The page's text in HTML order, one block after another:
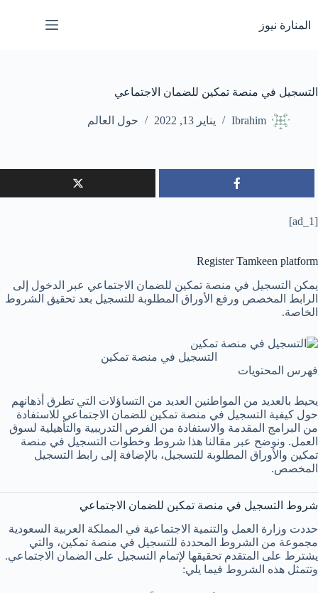
إلى
المحتوى
المنارة نيوز
التسجيل في منصة تمكين للضمان الاجتماعي
Ibrahim يناير 13, 2022 حول العالم
[ad_1]
Register Tamkeen platform
يمكن التسجيل في منصة تمكين للضمان الاجتماعي عبر الدخول إلى
الرابط المخصص ورفع الأوراق المطلوبة للتسجيل بعد تحقيق الشروط
الخاصة.
التسجيل في منصة تمكين
فهرس المحتويات
يحيط بالعديد من المواطنين العديد من التساؤلات التي تطرق أذهانهم
حول كيفية التسجيل في منصة تمكين للضمان الاجتماعي للاستفادة
من البرامج المقدمة والاستفادة من الفرص التدريبية والتأهيلية لسوق
العمل. ونوضح عبر مقالنا هذا شروط وخطوات التسجيل في منصة
تمكين والأوراق المطلوبة للتسجيل، بالإضافة إلى رابط التسجيل
المخصص.
شروط التسجيل في منصة تمكين للضمان الاجتماعي
حددت وزارة العمل والتنمية الاجتماعية في المملكة العربية السعودية
مجموعة من الشروط المحددة للتسجيل في منصة تمكين، والتي
يشترط على المتقدم تحقيقها لإتمام التسجيل على الضمان الاجتماعي.
وتتمثل هذه الشروط فيما يلي: